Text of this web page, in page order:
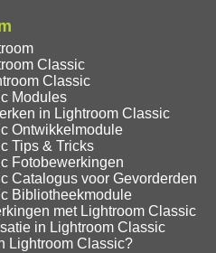
Classic
Classic
Modules
in Lightroom Classic
Ontwikkelmodule
Tips & Tricks
Fotobewerkingen
Catalogus voor Gevorderden
Bibliotheekmodule
met Lightroom Classic
in Lightroom Classic
Lightroom Classic?